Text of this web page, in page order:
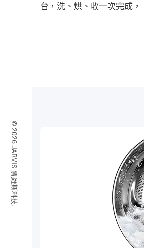
台，洗、烘、收一次完成，
© 2026 JARVIS 賈維斯科技.